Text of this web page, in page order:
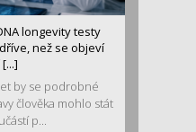
longevity testy
než se objeví
by se podrobné
člověka mohlo stát
p...